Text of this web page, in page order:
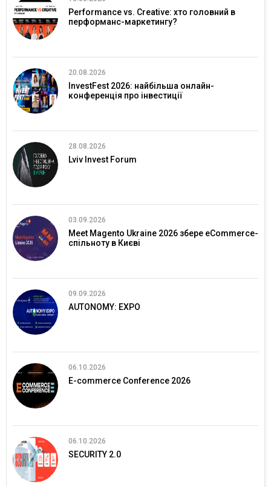
Performance vs. Creative: хто головний в
перформанс-маркетингу?
20.08.2026
InvestFest 2026: найбільша онлайн-
конференція про інвестиції
28.08.2026
Lviv Invest Forum
03.09.2026
Meet Magento Ukraine 2026 збере eCommerce-
спільноту в Києві
09.09.2026
AUTONOMY: EXPO
06.10.2026
E-commerce Conference 2026
06.10.2026
SECURITY 2.0